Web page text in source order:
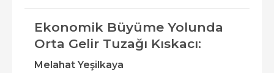
Ekonomik Büyüme Yolunda
Orta Gelir Tuzağı Kıskacı:
Melahat Yeşilkaya